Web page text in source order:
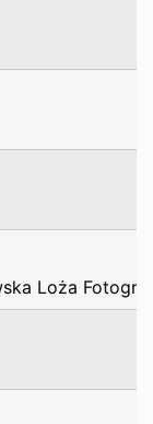
Loża